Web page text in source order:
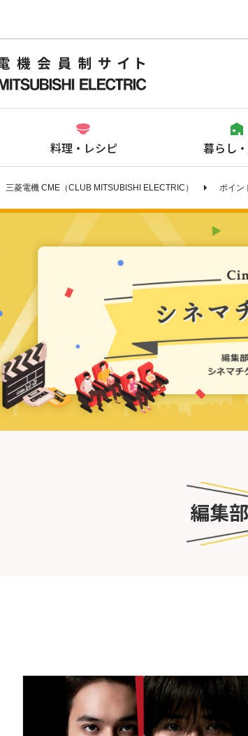
料理・レシピ 暮らし
三菱電機 CME（CLUB MITSUBISHI ELECTRIC） ポイン
編集部